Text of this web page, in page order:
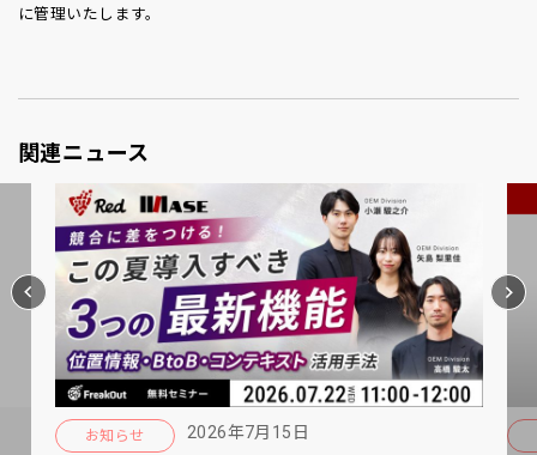
に管理いたします。
関連ニュース
お知らせ 2026年7月15日